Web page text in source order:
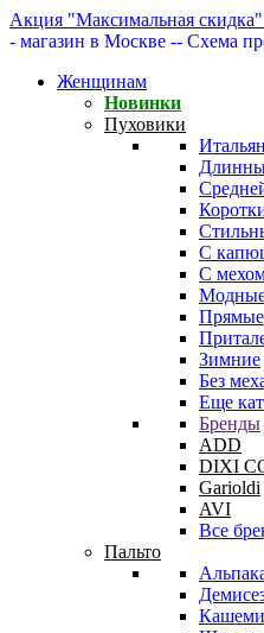
Акция "Максимальная
- магазин в Москве -- Схема
Женщинам
Новинки
Пуховики
С
С
Прямые
Зимние
Без
Еще
Бренды
ADD
DIXI
Garioldi
AVI
Все
Пальто